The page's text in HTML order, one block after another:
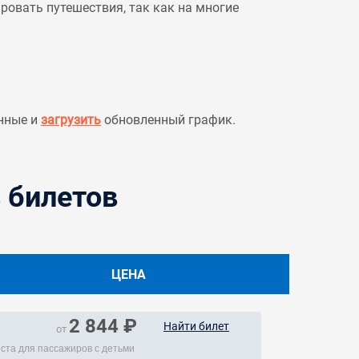
путешествия, так как на многие
и загрузить обновленный график.
ЦЕНА
от 2 844 ₽ Найти билет
для пассажиров с детьми